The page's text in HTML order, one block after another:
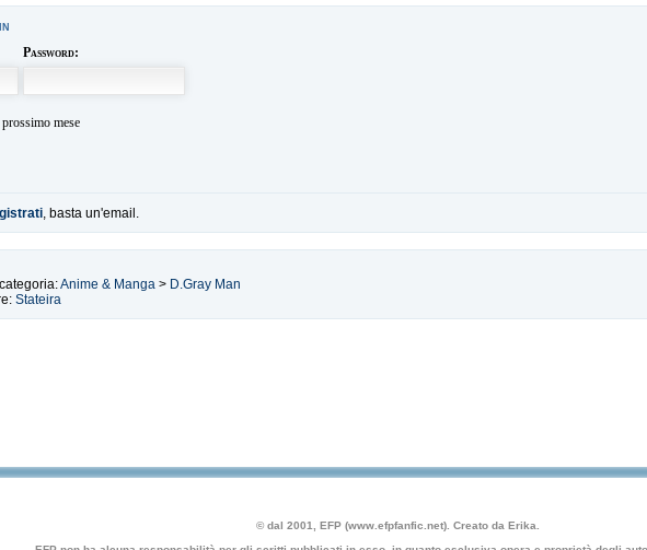
Password:
mese
, basta un'email.
Anime & Manga > D.Gray Man
Stateira
© dal 2001, EFP (www.efpfanfic.net). Creato da Erika.